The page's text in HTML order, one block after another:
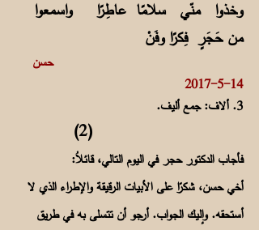
وخذوا منّي سلامًا عاطِرًا واسمعوا
من حَجَرٍ فِكرًا وفَنْ
حسن
14-5-2017
3. ألاف: جمع أليف.
(2)
فأجاب الدكتور حجر في اليوم التالي، قائلاُ:
أخي حسن، شكرًا على الأبيات الرقيقة والإطراء الذي لا
أستحقه. وإليك الجواب. أرجو أن تتسلى به في طريق